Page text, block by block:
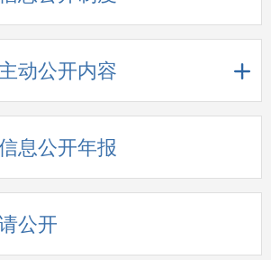
动公开内容
息公开年报
公开